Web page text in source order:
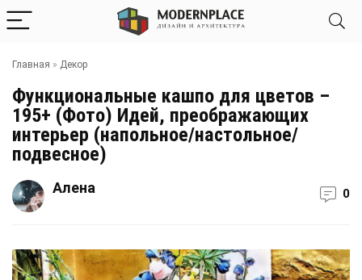
Главная » Декор
Функциональные кашпо для цветов –
195+ (Фото) Идей, преображающих
интерьер (напольное/настольное/
подвесное)
Алена 0